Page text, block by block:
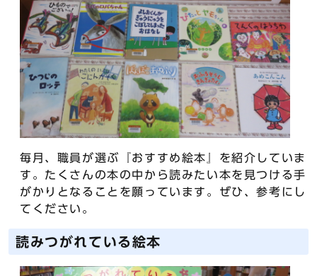
毎月、職員が選ぶ『おすすめ絵本』を紹介していま
す。たくさんの本の中から読みたい本を見つける手
がかりとなることを願っています。ぜひ、参考にし
てください。
読みつがれている絵本